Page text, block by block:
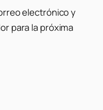
electrónico y
para la próxima